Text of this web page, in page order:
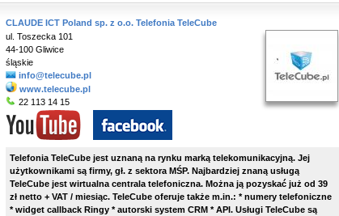
CLAUDE ICT Poland sp. z o.o. Telefonia TeleCube
ul. Toszecka 101
44-100 Gliwice
śląskie
info@telecube.pl
www.telecube.pl
22 113 14 15
Telefonia TeleCube jest uznaną na rynku marką telekomunikacyjną. Jej
użytkownikami są firmy, gł. z sektora MŚP. Najbardziej znaną usługą
TeleCube jest wirtualna centrala telefoniczna. Można ją pozyskać już od 39
zł netto + VAT / miesiąc. TeleCube oferuje także m.in.: * numery telefoniczne
* widget callback Ringy * autorski system CRM * API. Usługi TeleCube są